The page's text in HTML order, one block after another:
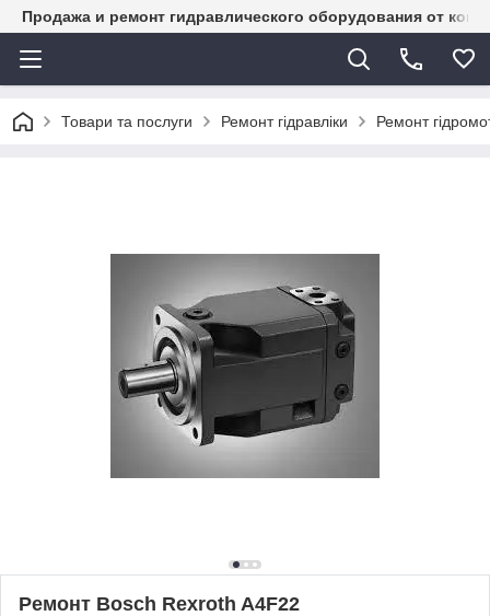
Продажа и ремонт гидравлического оборудования от
Товари та послуги Ремонт гідравліки Ремонт
Ремонт Bosch Rexroth A4F22